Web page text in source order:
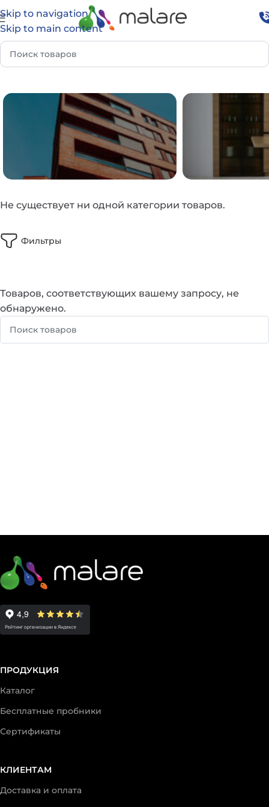
Skip to navigation
Skip to main content
Главная Каталог WOOCOMMERCE
Не существует ни одной категории товаров.
Фильтры
Товаров, соответствующих вашему запросу, не
обнаружено.
ПРОДУКЦИЯ
Каталог
Бесплатные пробники
Сертификаты
КЛИЕНТАМ
Доставка и оплата